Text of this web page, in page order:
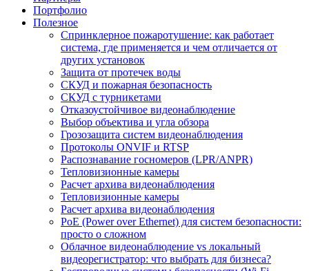
Портфолио
Полезное
Спринклерное пожаротушение: как работает
система, где применяется и чем отличается от
других установок
Защита от протечек воды
СКУД и пожарная безопасность
СКУД с турникетами
Отказоустойчивое видеонаблюдение
Выбор объектива и угла обзора
Грозозащита систем видеонаблюдения
Протоколы ONVIF и RTSP
Распознавание госномеров (LPR/ANPR)
Тепловизионные камеры
Расчет архива видеонаблюдения
Тепловизионные камеры
Расчет архива видеонаблюдения
PoE (Power over Ethernet) для систем безопасности:
просто о сложном
Облачное видеонаблюдение vs локальный
видеорегистратор: что выбрать для бизнеса?